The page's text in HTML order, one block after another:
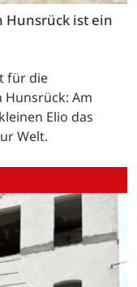
Hunsrück ist ein
für die
Am
Elio das
Welt.